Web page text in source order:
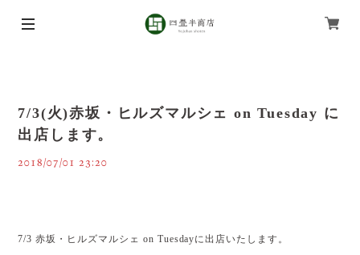
7/3(火)赤坂・ヒルズマルシェ on Tuesday に
出店します。
2018/07/01 23:20
7/3 赤坂・ヒルズマルシェ on Tuesdayに出店いたします。